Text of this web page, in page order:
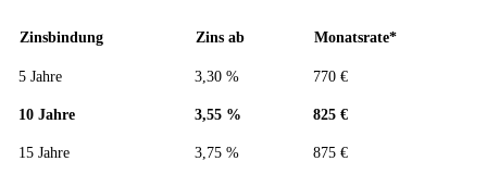
Zinsbindung Zins ab Monatsrate*
5 Jahre 3,30 % 770 €
10 Jahre 3,55 % 825 €
15 Jahre 3,75 % 875 €